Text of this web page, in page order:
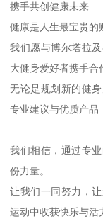
携手共创健康未来
健康是人生最宝贵的
我们愿与博尔塔拉
大健身爱好者携手合
无论是规划新的健
专业建议与优质产品
我们相信，通过专
份力量。
让我们一同努力，
运动中收获快乐与活